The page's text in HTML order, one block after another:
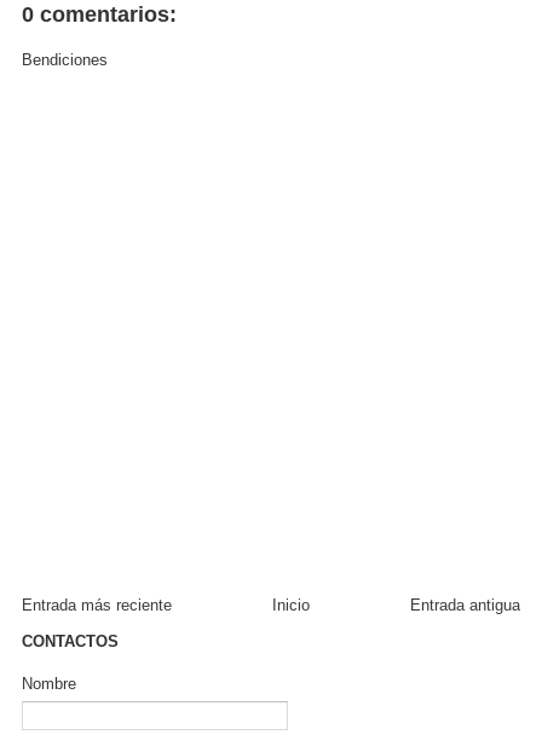
0 comentarios:
Bendiciones
Entrada más reciente Entrada antigua
Inicio
CONTACTOS
Nombre